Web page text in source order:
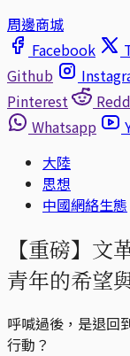
周邊商城
Facebook
Github
Pinterest
Whatsapp
大陸
思想
中國網絡生態
【重磅】文
青年的希望
呼喊過後，是退回
行動？